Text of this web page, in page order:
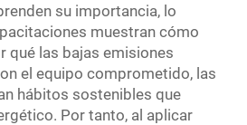
su importancia, lo
muestran cómo
qué las bajas emisiones
el equipo comprometido, las
hábitos sostenibles que
Por tanto, al aplicar